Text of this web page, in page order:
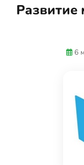
Развитие
6